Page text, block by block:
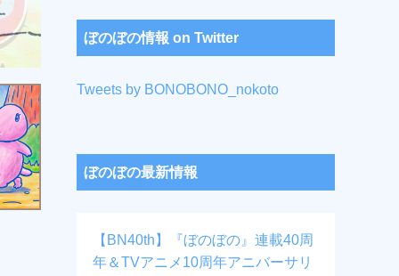
ぼのぼの情報 on Twitter
Tweets by BONOBONO_nokoto
ぼのぼの最新情報
【BN40th】『ぼのぼの』連載40周
年＆TVアニメ10周年アニバーサリ